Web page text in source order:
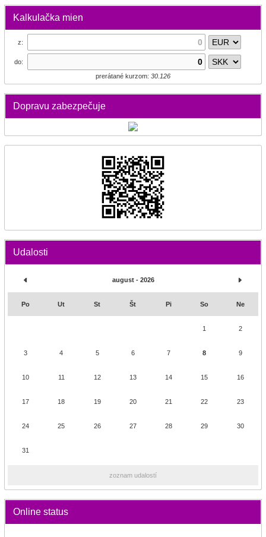
Kalkulačka mien
z:
do:
prerátané kurzom: 30.126
Dopravu zabezpečuje
Udalosti
august - 2026
Po Ut St Št Pi So Ne
1 2
3 4 5 6 7 8 9
10 11 12 13 14 15 16
17 18 19 20 21 22 23
24 25 26 27 28 29 30
31
zoznam udalostí
Online status